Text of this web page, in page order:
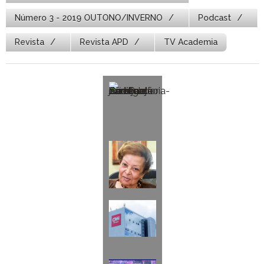
Número 3 - 2019 OUTONO/INVERNO Podcast
Revista Revista APD TV Academia